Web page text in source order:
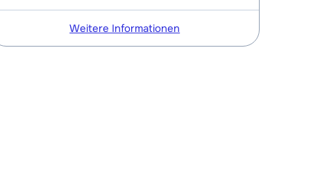
Weitere Informationen